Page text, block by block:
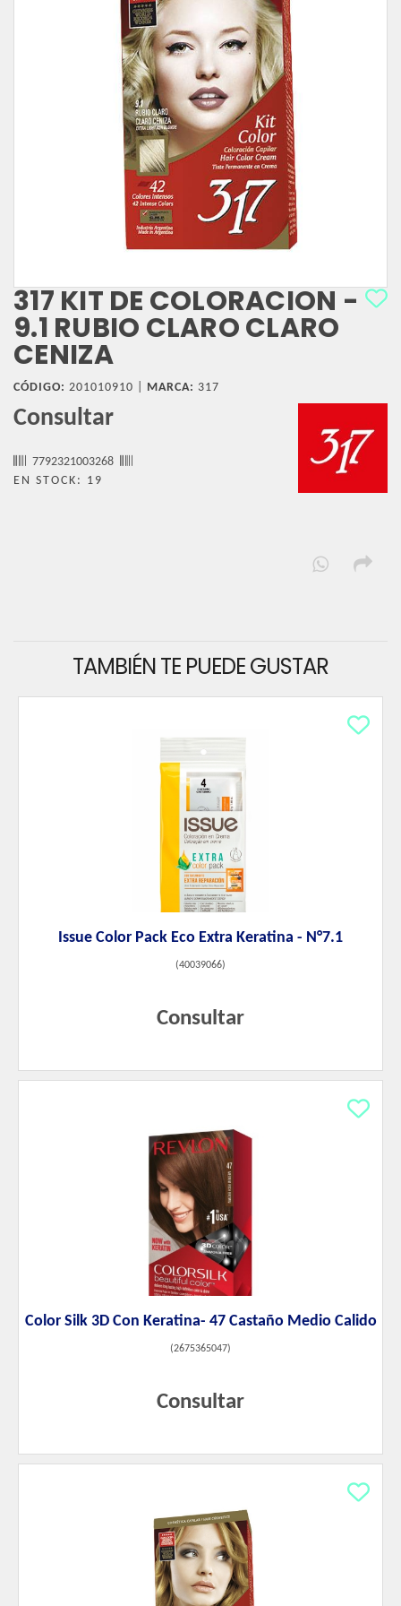
317 KIT DE COLORACION -
9.1 RUBIO CLARO CLARO
CENIZA
CÓDIGO: 201010910 | MARCA: 317
Consultar
7792321003268
EN STOCK: 19
TAMBIÉN TE PUEDE GUSTAR
Issue Color Pack Eco Extra Keratina - N°7.1
(40039066)
Consultar
Color Silk 3D Con Keratina- 47 Castaño Medio Calido
(2675365047)
Consultar